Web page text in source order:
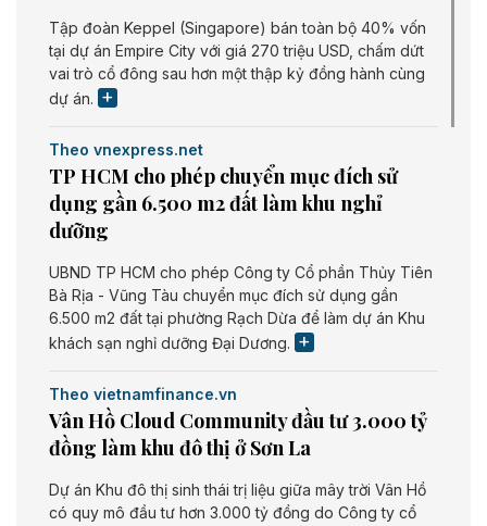
Tập đoàn Keppel (Singapore) bán toàn bộ 40% vốn
tại dự án Empire City với giá 270 triệu USD, chấm dứt
vai trò cổ đông sau hơn một thập kỷ đồng hành cùng
dự án.
Theo vnexpress.net
TP HCM cho phép chuyển mục đích sử
dụng gần 6.500 m2 đất làm khu nghỉ
dưỡng
UBND TP HCM cho phép Công ty Cổ phần Thủy Tiên
Bà Rịa - Vũng Tàu chuyển mục đích sử dụng gần
6.500 m2 đất tại phường Rạch Dừa để làm dự án Khu
khách sạn nghỉ dưỡng Đại Dương.
Theo vietnamfinance.vn
Vân Hồ Cloud Community đầu tư 3.000 tỷ
đồng làm khu đô thị ở Sơn La
Dự án Khu đô thị sinh thái trị liệu giữa mây trời Vân Hồ
có quy mô đầu tư hơn 3.000 tỷ đồng do Công ty cổ